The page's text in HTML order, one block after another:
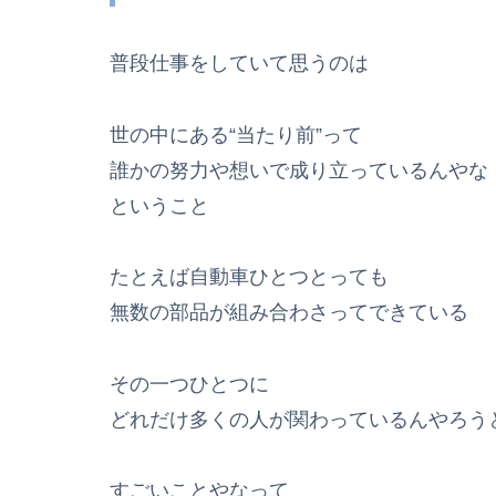
普段仕事をしていて思うのは
世の中にある“当たり前”って
誰かの努力や想いで成り立っているんやな
ということ
たとえば自動車ひとつとっても
無数の部品が組み合わさってできている
その一つひとつに
どれだけ多くの人が関わっているんやろう
すごいことやなって